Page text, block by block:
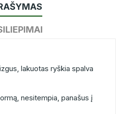
lakuotas ryškia spalva
nesitempia, panašus į